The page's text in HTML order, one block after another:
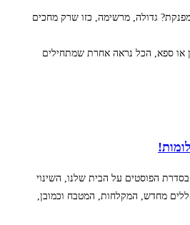
גדולה, מרשימה, כזו שרק מחכים
או ספא, הכל נראה אחרת שמתחילים
הפוסטים על הבית שלנו, השינוי
מחדש, המקלחות, המטבח וכמובן,